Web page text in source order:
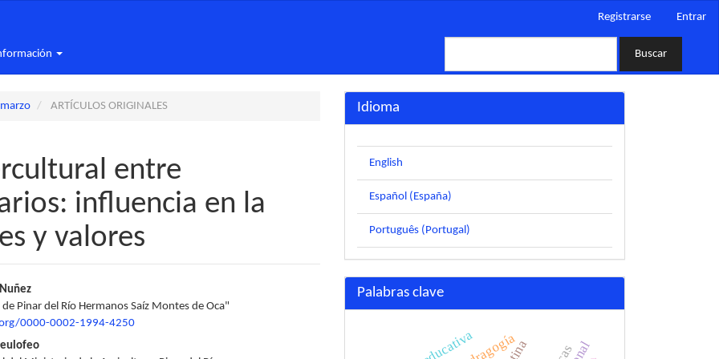
Registrarse Entrar
Buscar
ARTÍCULOS ORIGINALES
entre
influencia en la
y valores
Pinar del Río Hermanos Saíz Montes de Oca"
0000-0002-1994-4250
Idioma
English
Español (España)
Português (Portugal)
Palabras clave